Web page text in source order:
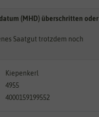
(MHD) überschritten oder
Saatgut trotzdem noch
Kiepenkerl
4955
4000159199552